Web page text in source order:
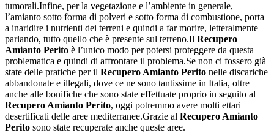
tumorali.Infine, per la vegetazione e l’ambiente in generale,
l’amianto sotto forma di polveri e sotto forma di combustione, porta
a inaridire i nutrienti dei terreni e quindi a far morire, letteralmente
parlando, tutto quello che è presente sul terreno.Il Recupero
Amianto Perito è l’unico modo per potersi proteggere da questa
problematica e quindi di affrontare il problema.Se non ci fossero già
state delle pratiche per il Recupero Amianto Perito nelle discariche
abbandonate e illegali, dove ce ne sono tantissime in Italia, oltre
anche alle bonifiche che sono state effettuate proprio in seguito al
Recupero Amianto Perito, oggi potremmo avere molti ettari
desertificati delle aree mediterranee.Grazie al Recupero Amianto
Perito sono state recuperate anche queste aree.